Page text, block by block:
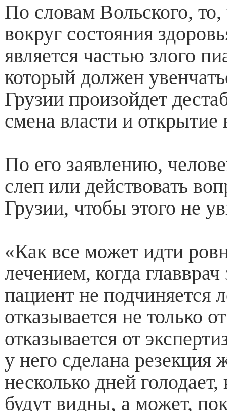
По словам Вольского, то,
вокруг состояния
является частью злого
который должен
Грузии произойдет
смена власти и открытие
По его заявлению,
слеп или действовать
Грузии, чтобы этого не
«Как все может идти
лечением, когда главврач
пациент не подчиняется
отказывается не только
отказывается от
у него сделана резекция
несколько дней
будут видны, а может,